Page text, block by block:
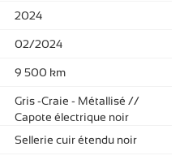
2024
02/2024
9 500 km
Gris -Craie - Métallisé //
Capote électrique noir
Sellerie cuir étendu noir